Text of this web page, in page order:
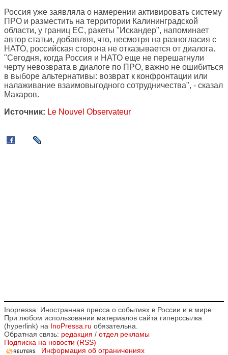
Россия уже заявляла о намерении активировать систему
ПРО и разместить на территории Калининградской
области, у границ ЕС, ракеты "Искандер", напоминает
автор статьи, добавляя, что, несмотря на разногласия с
НАТО, российская сторона не отказывается от диалога.
"Сегодня, когда Россия и НАТО еще не перешагнули
черту невозврата в диалоге по ПРО, важно не ошибиться
в выборе альтернативы: возврат к конфронтации или
налаживание взаимовыгодного сотрудничества", - сказал
Макаров.
Источник: Le Nouvel Observateur
Inopressa: Иностранная пресса о событиях в России и в мире
При любом использовании материалов сайта гиперссылка
(hyperlink) на InoPressa.ru обязательна.
Обратная связь: редакция / отдел рекламы
Подписка на новости (RSS)
Информация об ограничениях